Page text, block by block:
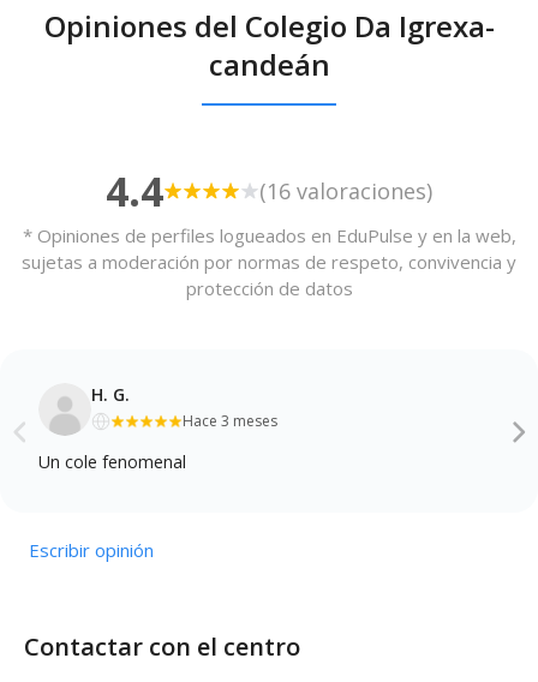
Opiniones del Colegio Da Igrexa-
candeán
4.4 (16 valoraciones)
* Opiniones de perfiles logueados en EduPulse y en la web,
sujetas a moderación por normas de respeto, convivencia y
protección de datos
H. G.
Hace 3 meses
Un cole fenomenal
Escribir opinión
Contactar con el centro